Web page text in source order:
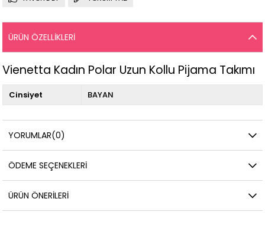
ÜRÜN ÖZELLIKLERI
Vienetta Kadın Polar Uzun Kollu Pijama Takımı
Cinsiyet BAYAN
YORUMLAR(0)
ÖDEME SEÇENEKLERI
ÜRÜN ÖNERILERI